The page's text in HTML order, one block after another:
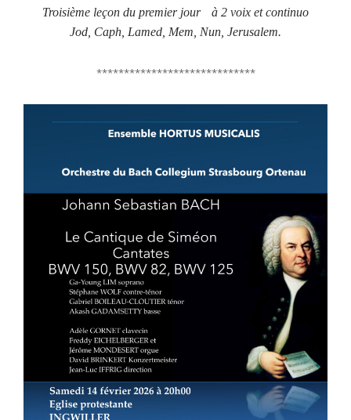
Troisième leçon du premier jour
à 2 voix et continuo
Jod, Caph, Lamed, Mem, Nun, Jerusalem.
*****************************